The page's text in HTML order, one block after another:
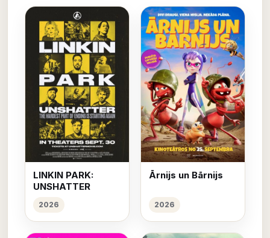
LINKIN PARK:
UNSHATTER
2026
Ārnijs un Bārnijs
2026